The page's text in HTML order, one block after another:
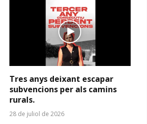
Tres anys deixant escapar
subvencions per als camins
rurals.
28 de juliol de 2026